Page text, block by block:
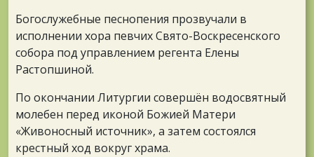
Богослужебные песнопения прозвучали в
исполнении хора певчих Свято-Воскресенского
собора под управлением регента Елены
Растопшиной.
По окончании Литургии совершён водосвятный
молебен перед иконой Божией Матери
«Живоносный источник», а затем состоялся
крестный ход вокруг храма.